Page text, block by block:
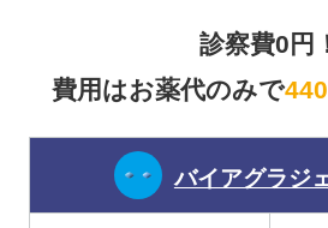
診察費0円
費用はお薬代のみで
バイアグラジ